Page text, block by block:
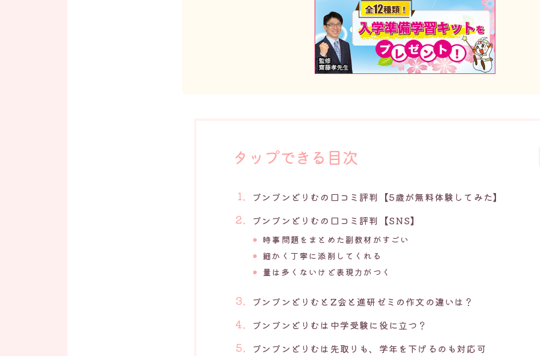
タップできる目次
ブンブンどりむの口コミ評判【5歳が無料体験してみた】
ブンブンどりむの口コミ評判【SNS】
時事問題をまとめた副教材がすごい
細かく丁寧に添削してくれる
量は多くないけど表現力がつく
ブンブンどりむとZ会と進研ゼミの作文の違いは？
ブンブンどりむは中学受験に役に立つ？
ブンブンどりむは先取りも、学年を下げるのも対応可